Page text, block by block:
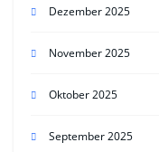
Dezember 2025
November 2025
Oktober 2025
September 2025